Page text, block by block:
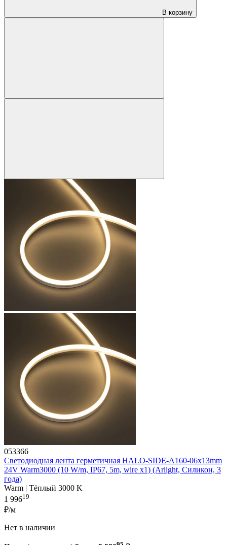
В корзину
053366
Светодиодная лента герметичная HALO-SIDE-A160-06x13mm
24V Warm3000 (10 W/m, IP67, 5m, wire x1) (Arlight, Силикон, 3
года)
Warm | Тёплый 3000 K
1 99619
₽/м
Нет в наличии